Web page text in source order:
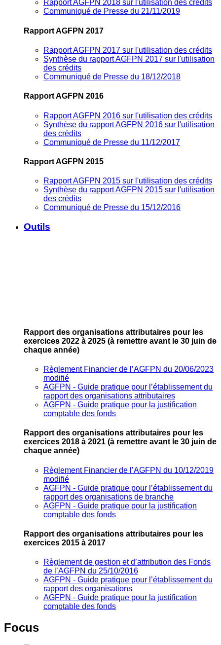
Rapport AGFPN 2018 sur l'utilisation des crédits
Communiqué de Presse du 21/11/2019
Rapport AGFPN 2017
Rapport AGFPN 2017 sur l'utilisation des crédits
Synthèse du rapport AGFPN 2017 sur l'utilisation
des crédits
Communiqué de Presse du 18/12/2018
Rapport AGFPN 2016
Rapport AGFPN 2016 sur l'utilisation des crédits
Synthèse du rapport AGFPN 2016 sur l'utilisation
des crédits
Communiqué de Presse du 11/12/2017
Rapport AGFPN 2015
Rapport AGFPN 2015 sur l'utilisation des crédits
Synthèse du rapport AGFPN 2015 sur l'utilisation
des crédits
Communiqué de Presse du 15/12/2016
Outils
Rapport des organisations attributaires pour les
exercices 2022 à 2025 (à remettre avant le 30 juin de
chaque année)
Règlement Financier de l’AGFPN du 20/06/2023
modifié
AGFPN ‐ Guide pratique pour l’établissement du
rapport des organisations attributaires
AGFPN ‐ Guide pratique pour la justification
comptable des fonds
Rapport des organisations attributaires pour les
exercices 2018 à 2021 (à remettre avant le 30 juin de
chaque année)
Règlement Financier de l’AGFPN du 10/12/2019
modifié
AGFPN ‐ Guide pratique pour l’établissement du
rapport des organisations de branche
AGFPN ‐ Guide pratique pour la justification
comptable des fonds
Rapport des organisations attributaires pour les
exercices 2015 à 2017
Règlement de gestion et d’attribution des Fonds
de l’AGFPN du 25/10/2016
AGFPN ‐ Guide pratique pour l’établissement du
rapport des organisations
AGFPN ‐ Guide pratique pour la justification
comptable des fonds
Focus